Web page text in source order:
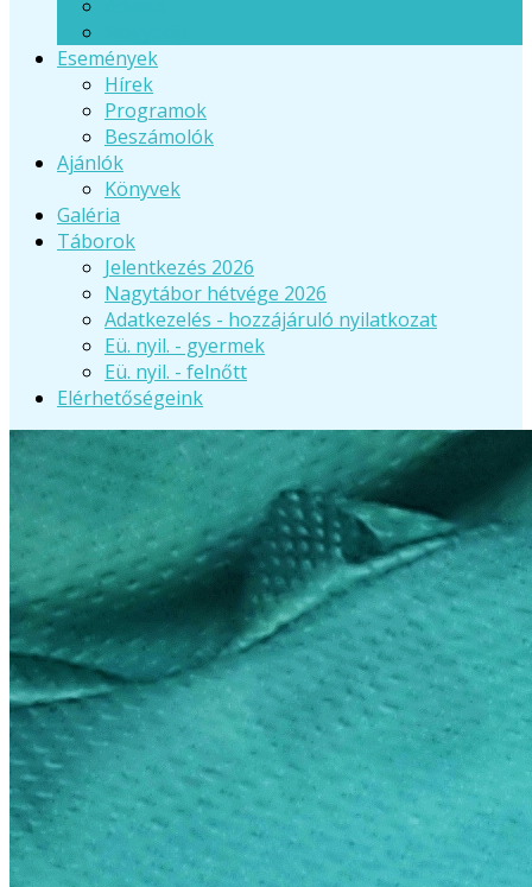
Események
Hírek
Programok
Beszámolók
Ajánlók
Könyvek
Galéria
Táborok
Jelentkezés 2026
Nagytábor hétvége 2026
Adatkezelés - hozzájáruló nyilatkozat
Eü. nyil. - gyermek
Eü. nyil. - felnőtt
Elérhetőségeink